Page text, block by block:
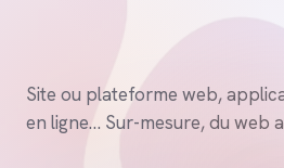
Site ou plateforme web,
en ligne… Sur-mesure, du web